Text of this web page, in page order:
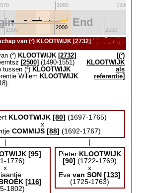
1980 1990
1900 2000 2100
End
van (²) KLOOTWIJK [2732]
(²) KLOOTWIJK [2732]
[2500] (1490-1551)
tussen (²) KLOOTWIJK
Willem KLOOTWIJK
[(²)
KLOOTWIJK
als
referentie]
KLOOTWIJK [80] (1697-1765)
x
COMMIJS [88] (1692-1767)
[95]
1776)
x
[116]
1802)
Pieter KLOOTWIJK
[90] (1722-1769)
x
Evavan SON [133]
(1725-1763)